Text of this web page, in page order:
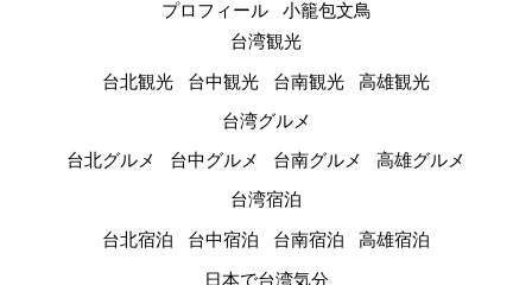
プロフィール
小籠包文鳥
台湾観光
台北観光 台中観光 台南観光 高雄観光
台湾グルメ
台北グルメ 台中グルメ 台南グルメ 高雄グルメ
台湾宿泊
台北宿泊 台中宿泊 台南宿泊 高雄宿泊
日本で台湾気分